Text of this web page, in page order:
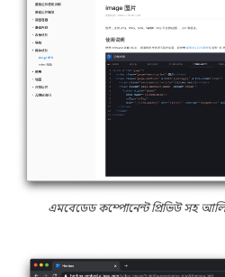
এমবেডেড কম্পোনেন্ট প্রিভিউ সহ